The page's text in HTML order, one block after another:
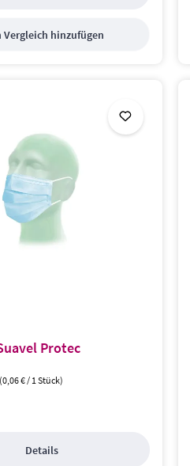
Vergleich hinzufügen
Protec
(0,06 € / 1 Stück)
Details